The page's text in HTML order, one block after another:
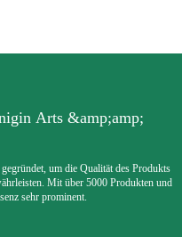
Arts &amp;amp;
um die Qualität des Produkts
Mit über 5000 Produkten und
sehr prominent.